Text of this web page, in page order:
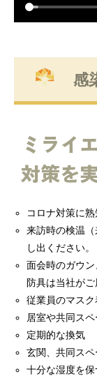
感
ミライ
対策を
コロナ対策に
来訪時の検温
し出ください。
面会時のガウ
防具は当社がご
従業員のマス
居室や共同ス
定期的な換気
玄関、共同ス
十分な湿度を